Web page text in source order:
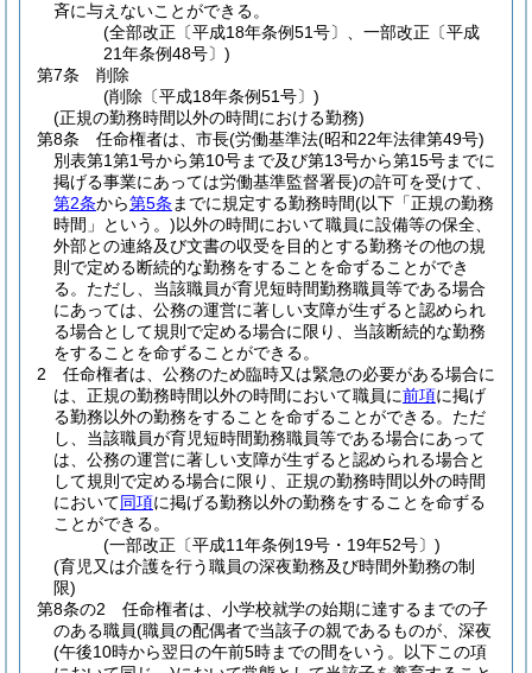
斉に与えないことができる。
(全部改正〔平成18年条例51号〕、一部改正〔平成
21年条例48号〕)
第7条
削除
(削除〔平成18年条例51号〕)
(正規の勤務時間以外の時間における勤務)
第8条
任命権者は、市長(労働基準法(昭和22年法律第49号)
別表第1第1号から第10号まで及び第13号から第15号までに
掲げる事業にあっては労働基準監督署長)の許可を受けて、
第2条から第5条 までに規定する勤務時間(以下「正規の勤務
時間」という。)以外の時間において職員に設備等の保全、
外部との連絡及び文書の収受を目的とする勤務その他の規
則で定める断続的な勤務をすることを命ずることができ
る。 ただし、当該職員が育児短時間勤務職員等である場合
にあっては、公務の運営に著しい支障が生ずると認められ
る場合として規則で定める場合に限り、当該断続的な勤務
をすることを命ずることができる。
2
任命権者は、公務のため臨時又は緊急の必要がある場合に
は、正規の勤務時間以外の時間において職員に前項に掲げ
る勤務以外の勤務をすることを命ずることができる。 ただ
し、当該職員が育児短時間勤務職員等である場合にあって
は、公務の運営に著しい支障が生ずると認められる場合と
して規則で定める場合に限り、正規の勤務時間以外の時間
において同項に掲げる勤務以外の勤務をすることを命ずる
ことができる。
(一部改正〔平成11年条例19号・19年52号〕)
(育児又は介護を行う職員の深夜勤務及び時間外勤務の制
限)
第8条の2
任命権者は、小学校就学の始期に達するまでの子
のある職員(職員の配偶者で当該子の親であるものが、深夜
(午後10時から翌日の午前5時までの間をいう。以下この項